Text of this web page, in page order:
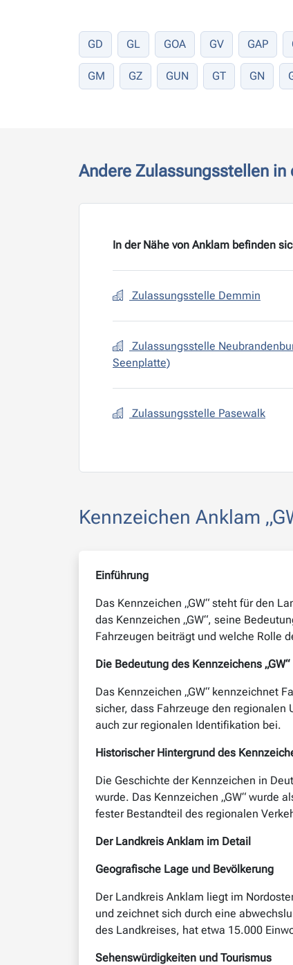
GD GL GOA GV GAP
GM GZ GUN GT GN
Andere Zulassungsstellen in
In der Nähe von Anklam befinden
Zulassungsstelle Demmin
Zulassungsstelle
Seenplatte)
Zulassungsstelle Pasewalk
Kennzeichen Anklam
Einführung
Das Kennzeichen „GW“ steht für den
das Kennzeichen „GW“, seine
Fahrzeugen beiträgt und welche Rolle
Die Bedeutung des Kennzeichens „GW“
Das Kennzeichen „GW“ kennzeichnet
sicher, dass Fahrzeuge den
auch zur regionalen Identifikation bei.
Historischer Hintergrund des
Die Geschichte der Kennzeichen in
wurde. Das Kennzeichen „GW“ wurde
fester Bestandteil des regionalen
Der Landkreis Anklam im Detail
Geografische Lage und Bevölkerung
Der Landkreis Anklam liegt im
und zeichnet sich durch eine
des Landkreises, hat etwa 15.000
Sehenswürdigkeiten und Tourismus